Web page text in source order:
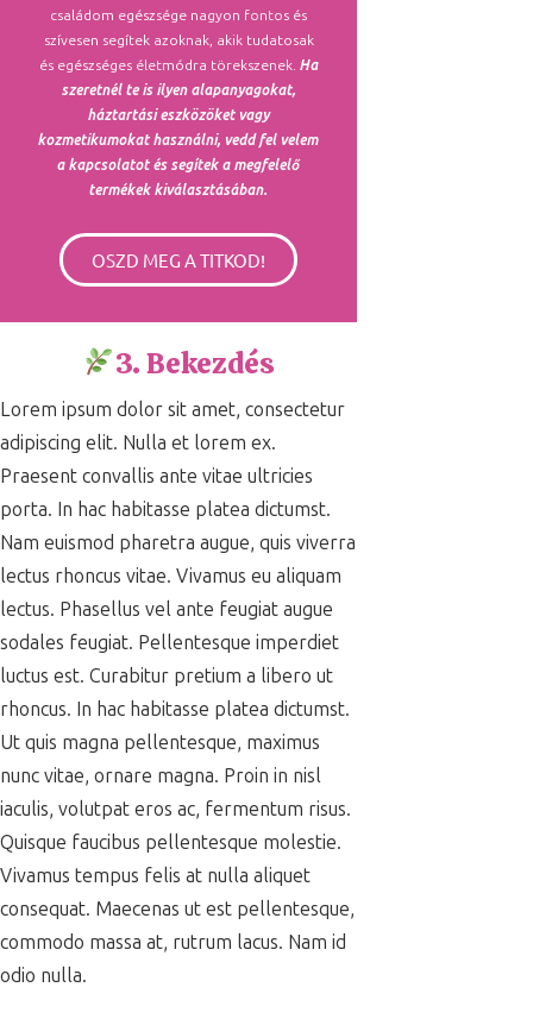
családom egészsége nagyon fontos és
szívesen segítek azoknak, akik tudatosak
és egészséges életmódra törekszenek. Ha
szeretnél te is ilyen alapanyagokat,
háztartási eszközöket vagy
kozmetikumokat használni, vedd fel velem
a kapcsolatot és segítek a megfelelő
termékek kiválasztásában.
OSZD MEG A TITKOD!
3. Bekezdés
Lorem ipsum dolor sit amet, consectetur
adipiscing elit. Nulla et lorem ex.
Praesent convallis ante vitae ultricies
porta. In hac habitasse platea dictumst.
Nam euismod pharetra augue, quis viverra
lectus rhoncus vitae. Vivamus eu aliquam
lectus. Phasellus vel ante feugiat augue
sodales feugiat. Pellentesque imperdiet
luctus est. Curabitur pretium a libero ut
rhoncus. In hac habitasse platea dictumst.
Ut quis magna pellentesque, maximus
nunc vitae, ornare magna. Proin in nisl
iaculis, volutpat eros ac, fermentum risus.
Quisque faucibus pellentesque molestie.
Vivamus tempus felis at nulla aliquet
consequat. Maecenas ut est pellentesque,
commodo massa at, rutrum lacus. Nam id
odio nulla.